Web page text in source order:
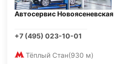
Автосервис Новоясеневская
+7 (495) 023-10-01
Тёплый Стан(930 м)